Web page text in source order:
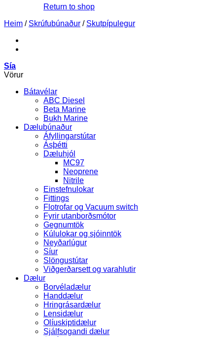
Return to shop
Heim / Skrúfubúnaður / Skutpípulegur
Sía
Vörur
Bátavélar
ABC Diesel
Beta Marine
Bukh Marine
Dælubúnaður
Áfyllingarstútar
Ásþétti
Dæluhjól
MC97
Neoprene
Nitrile
Einstefnulokar
Fittings
Flotrofar og Vacuum switch
Fyrir utanborðsmótor
Gegnumtök
Kúlulokar og sjóinntök
Neyðarlúgur
Síur
Slöngustútar
Viðgerðarsett og varahlutir
Dælur
Borvéladælur
Handdælur
Hringrásardælur
Lensidælur
Olíuskiptidælur
Sjálfsogandi dælur